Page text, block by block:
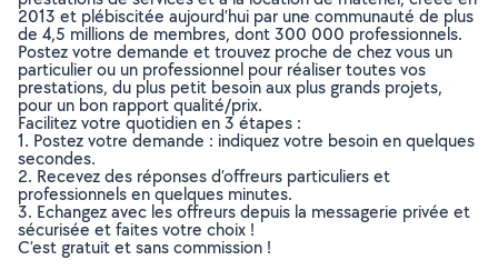
2013 et plébiscitée aujourd’hui par une communauté de plus
de 4,5 millions de membres, dont 300 000 professionnels.
Postez votre demande et trouvez proche de chez vous un
particulier ou un professionnel pour réaliser toutes vos
prestations, du plus petit besoin aux plus grands projets,
pour un bon rapport qualité/prix.
Facilitez votre quotidien en 3 étapes :
1. Postez votre demande : indiquez votre besoin en quelques
secondes.
2. Recevez des réponses d’offreurs particuliers et
professionnels en quelques minutes.
3. Echangez avec les offreurs depuis la messagerie privée et
sécurisée et faites votre choix !
C’est gratuit et sans commission !